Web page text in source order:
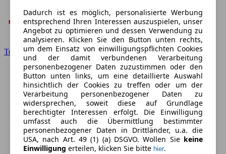
Toyota
Dadurch ist es möglich, personalisierte Werbung
entsprechend Ihren Interessen auszuspielen, unser
Angebot zu optimieren und dessen Verwendung zu
analysieren. Klicken Sie den Button unten rechts,
um dem Einsatz von einwilligungspflichten Cookies
und der damit verbundenen Verarbeitung
personenbezogener Daten zuzustimmen oder den
Button unten links, um eine detaillierte Auswahl
hinsichtlich der Cookies zu treffen oder um der
Verarbeitung personenbezogener Daten zu
widersprechen, soweit diese auf Grundlage
berechtigter Interessen erfolgt. Die Einwilligung
umfasst auch die Übermittlung bestimmter
personenbezogener Daten in Drittländer, u.a. die
USA, nach Art. 49 (1) (a) DSGVO. Wollen Sie keine
Einwilligung erteilen, klicken Sie bitte hier.